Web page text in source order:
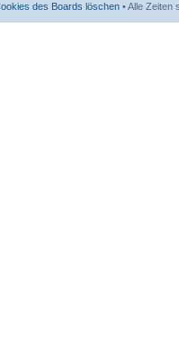
des Boards löschen • Alle Zeiten